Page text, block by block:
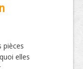
pièces
elles